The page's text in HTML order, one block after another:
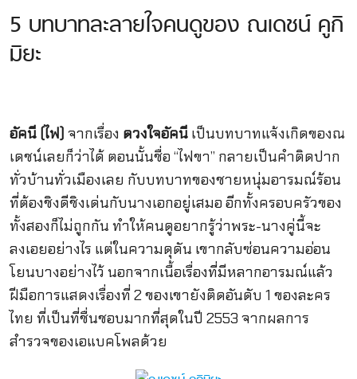
5 บทบาทละลายใจคนดูของ ณเดชน์ คูกิ
มิยะ
อัคนี (ไฟ) จากเรื่อง ดวงใจอัคนี เป็นบทบาทแจ้งเกิดของณ
เดชน์เลยก็ว่าได้ ตอนนั้นชื่อ “ไฟขา” กลายเป็นคำติดปาก
ทั่วบ้านทั่วเมืองเลย กับบทบาทของชายหนุ่มอารมณ์ร้อน
ที่ต้องชิงดีชิงเด่นกับนางเอกอยู่เสมอ อีกทั้งครอบครัวของ
ทั้งสองก็ไม่ถูกกัน ทำให้คนดูอยากรู้ว่าพระ-นางคู่นี้จะ
ลงเอยอย่างไร แต่ในความดุดัน เขากลับซ่อนความอ่อน
โยนบางอย่างไว้ นอกจากเนื้อเรื่องที่มีหลากอารมณ์แล้ว
ฝีมือการแสดงเรื่องที่ 2 ของเขายังติดอันดับ 1 ของละคร
ไทย ที่เป็นที่ชื่นชอบมากที่สุดในปี 2553 จากผลการ
สำรวจของเอแบคโพลด้วย